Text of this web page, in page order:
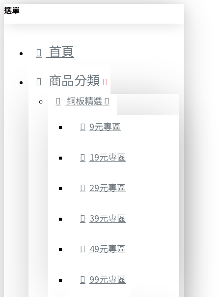
選單
首頁
商品分類
銅板精選
9元專區
19元專區
29元專區
39元專區
49元專區
99元專區